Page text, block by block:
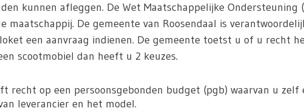
kunnen afleggen. De Wet Maatschappelijke Ondersteuning
maatschappij. De gemeente van Roosendaal is
een aanvraag indienen. De gemeente toetst u of u recht
scootmobiel dan heeft u 2 keuzes.
recht op een persoonsgebonden budget (pgb) waarvan u
leverancier en het model.